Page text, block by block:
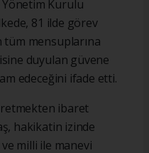
Kurulu
81 ilde görev
mensuplarına
duyulan güvene
edeceğini ifade etti.
ibaret
hakikatin izinde
milli ile manevi